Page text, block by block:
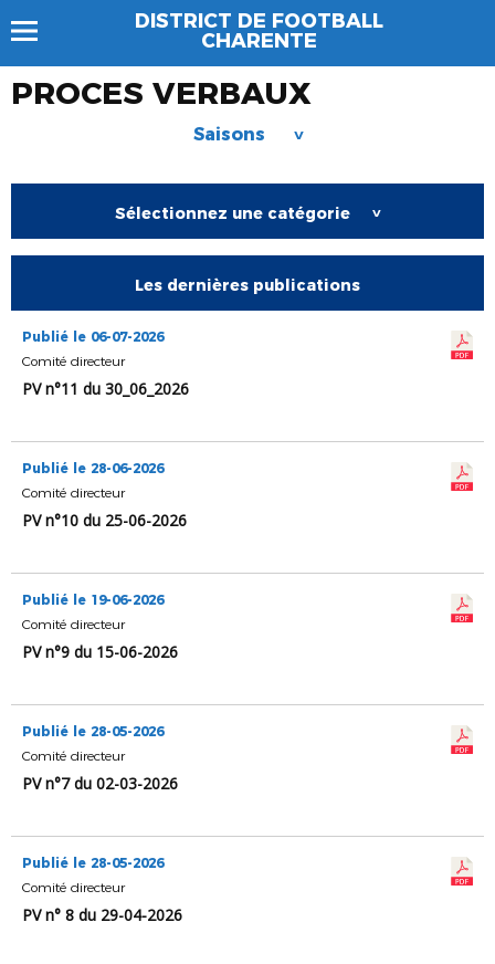
DISTRICT DE FOOTBALL
CHARENTE
PROCES VERBAUX
Saisons >
Sélectionnez une catégorie >
Les dernières publications
Publié le 06-07-2026
Comité directeur
PV n°11 du 30_06_2026
Publié le 28-06-2026
Comité directeur
PV n°10 du 25-06-2026
Publié le 19-06-2026
Comité directeur
PV n°9 du 15-06-2026
Publié le 28-05-2026
Comité directeur
PV n°7 du 02-03-2026
Publié le 28-05-2026
Comité directeur
PV n° 8 du 29-04-2026